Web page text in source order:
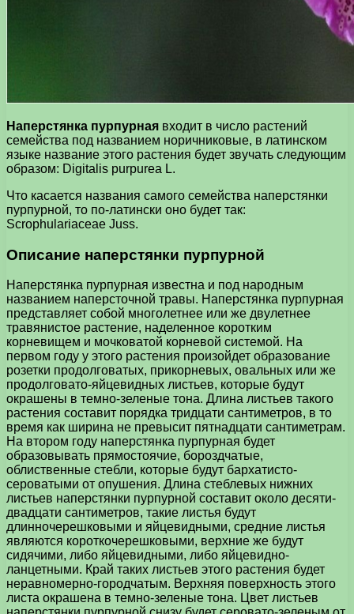
Наперстянка пурпурная входит в число растений
семейства под названием норичниковые, в латинском
языке название этого растения будет звучать следующим
образом: Digitalis purpurea L.
Что касается названия самого семейства наперстянки
пурпурной, то по-латински оно будет так:
Scrophulariaceae Juss.
Описание наперстянки пурпурной
Наперстянка пурпурная известна и под народным
названием наперсточной травы. Наперстянка пурпурная
представляет собой многолетнее или же двулетнее
травянистое растение, наделенное коротким
корневищем и мочковатой корневой системой. На
первом году у этого растения произойдет образование
розетки продолговатых, прикорневых, овальных или же
продолговато-яйцевидных листьев, которые будут
окрашены в темно-зеленые тона. Длина листьев такого
растения составит порядка тридцати сантиметров, в то
время как ширина не превысит пятнадцати сантиметрам.
На втором году наперстянка пурпурная будет
образовывать прямостоячие, бороздчатые,
облиственные стебли, которые будут бархатисто-
сероватыми от опушения. Длина стеблевых нижних
листьев наперстянки пурпурной составит около десяти-
двадцати сантиметров, такие листья будут
длинночерешковыми и яйцевидными, средние листья
являются короткочерешковыми, верхние же будут
сидячими, либо яйцевидными, либо яйцевидно-
ланцетными. Край таких листьев этого растения будет
неравномерно-городчатым. Верхняя поверхность этого
листа окрашена в темно-зеленые тона. Цвет листьев